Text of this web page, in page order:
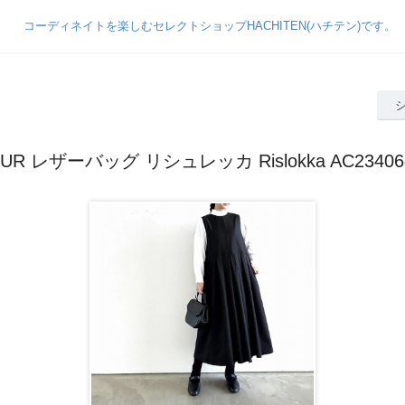
レザーバッグ リシュレッカ Rislokka